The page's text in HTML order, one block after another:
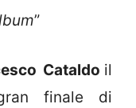
”
Cataldo il
finale di